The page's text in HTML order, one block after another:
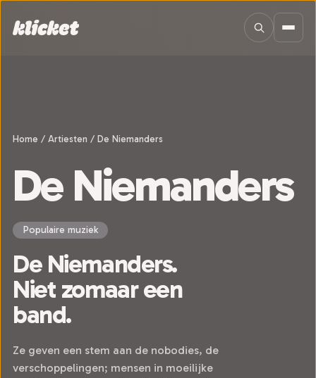
Home / Artiesten / De Niemanders
De Niemanders
Populaire muziek
De Niemanders.
Niet zomaar een
band.
Ze geven een stem aan de nobodies, de
verschoppelingen; mensen in moeilijke